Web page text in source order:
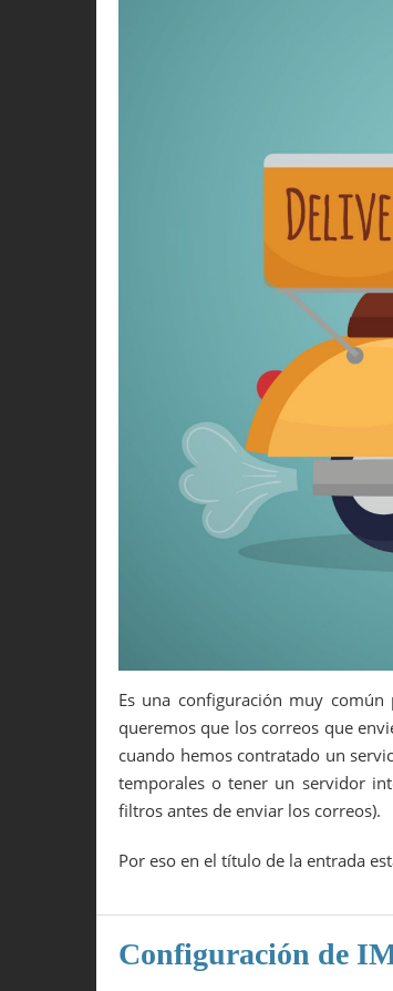
Es una configuración muy
queremos que los correos que
cuando hemos contratado un
temporales o tener un servidor
filtros antes de enviar los correos).
Por eso en el título de la entrada
Configuración de